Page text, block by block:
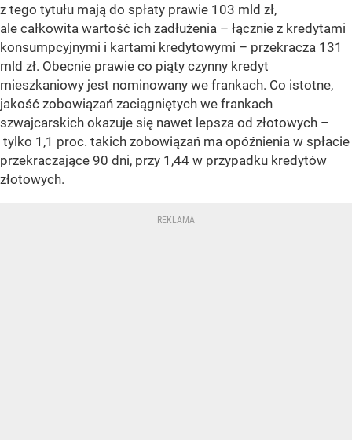
z tego tytułu mają do spłaty prawie 103 mld zł,
ale całkowita wartość ich zadłużenia – łącznie z kredytami
konsumpcyjnymi i kartami kredytowymi – przekracza 131
mld zł. Obecnie prawie co piąty czynny kredyt
mieszkaniowy jest nominowany we frankach. Co istotne,
jakość zobowiązań zaciągniętych we frankach
szwajcarskich okazuje się nawet lepsza od złotowych –
tylko 1,1 proc. takich zobowiązań ma opóźnienia w spłacie
przekraczające 90 dni, przy 1,44 w przypadku kredytów
złotowych.